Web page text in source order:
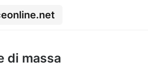
di massa